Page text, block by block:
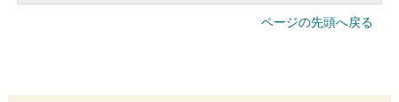
ページの先頭へ戻る